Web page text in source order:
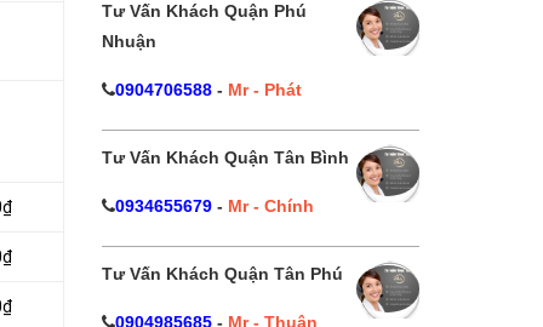
Tư Vấn Khách Quận Phú
Nhuận
0904706588- Mr - Phát
Tư Vấn Khách Quận Tân Bình
0934655679- Mr - Chính
Tư Vấn Khách Quận Tân Phú
0904985685- Mr - Thuận